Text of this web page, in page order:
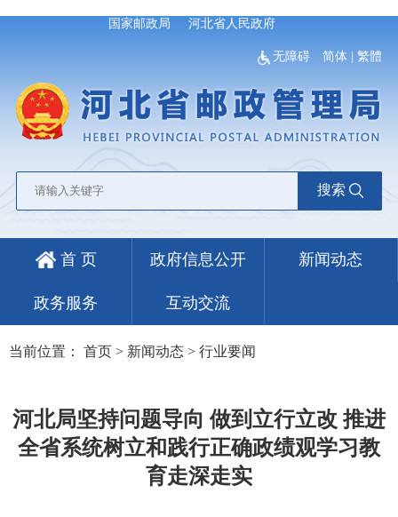
国家邮政局 河北省人民政府
无障碍 简体 |繁體
搜索
首 页 政府信息公开 新闻动态
政务服务 互动交流
当前位置： 首页 > 新闻动态 > 行业要闻
河北局坚持问题导向 做到立行立改 推进
全省系统树立和践行正确政绩观学习教
育走深走实